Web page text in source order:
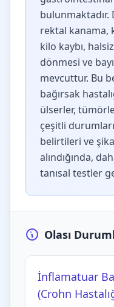
bulunmaktadır.
rektal kanama,
kilo kaybı,
dönmesi ve
mevcuttur. Bu
bağırsak
ülserler,
çeşitli
belirtileri ve
alındığında,
tanısal testler
Olası
İnflamatuar
(Crohn